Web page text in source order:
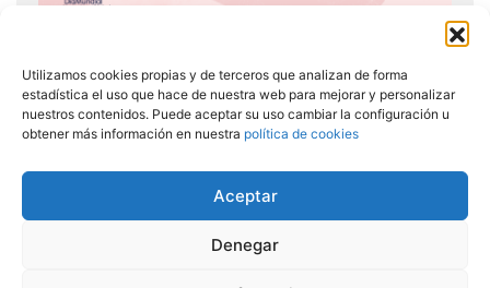
Utilizamos cookies propias y de terceros que analizan de forma
estadística el uso que hace de nuestra web para mejorar y personalizar
nuestros contenidos. Puede aceptar su uso cambiar la configuración u
obtener más información en nuestra política de cookies
Aceptar
Denegar